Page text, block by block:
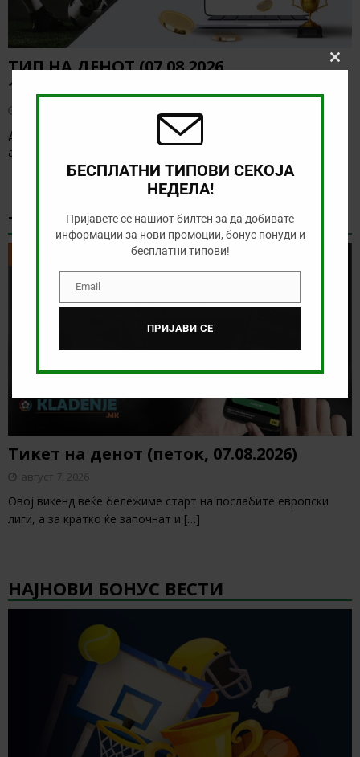
ТИП НА ДЕНОТ (07.08.2026,
19:00) САНДЕФЈОРД – КФУМ
Денес нема солидна понуда за обложување, а ние ќе го
анализираме дуелот од норвешката лига
ТИКЕТ НА ДЕНОТ
Тикет на денот (петок, 07.08.2026)
август 7, 2026
Овој викенд веќе бележиме старт на послабите европски
лиги, а за кратко ќе започнат и […]
НАЈНОВИ БОНУС ВЕСТИ
БЕСПЛАТНИ ТИПОВИ СЕКОЈА
НЕДЕЛА!
Пријавете се нашиот билтен за да добивате
информации за нови промоции, бонус понуди и
бесплатни типови!
EmailEmail
ПРИЈАВИ СЕ